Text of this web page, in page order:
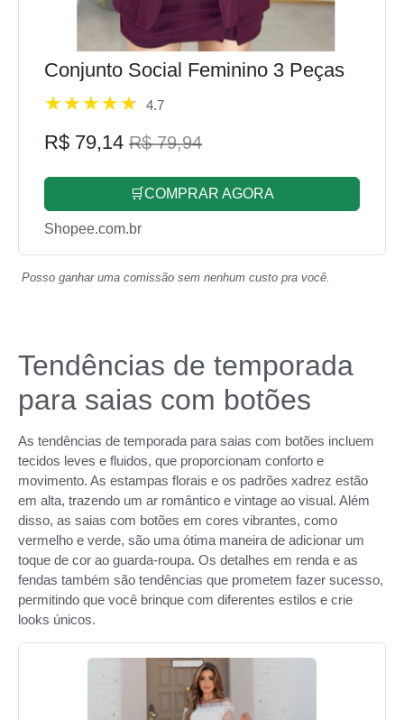
Conjunto Social Feminino 3 Peças
4.7
R$ 79,14 R$ 79,94
🛒COMPRAR AGORA
Shopee.com.br
Posso ganhar uma comissão sem nenhum custo pra você.
Tendências de temporada
para saias com botões
As tendências de temporada para saias com botões incluem
tecidos leves e fluidos, que proporcionam conforto e
movimento. As estampas florais e os padrões xadrez estão
em alta, trazendo um ar romântico e vintage ao visual. Além
disso, as saias com botões em cores vibrantes, como
vermelho e verde, são uma ótima maneira de adicionar um
toque de cor ao guarda-roupa. Os detalhes em renda e as
fendas também são tendências que prometem fazer sucesso,
permitindo que você brinque com diferentes estilos e crie
looks únicos.